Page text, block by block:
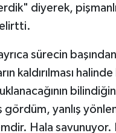
diyerek,
sürecin
kaldırılması
gördüm, yanlış
Hala savunuyor.